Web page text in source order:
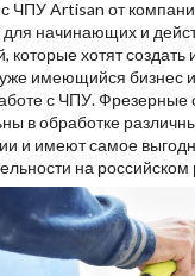
ЧПУ Artisan от
начинающих и
которые хотят создать
имеющийся бизнес и
с ЧПУ. Фрезерные
в обработке
и имеют самое
на российском